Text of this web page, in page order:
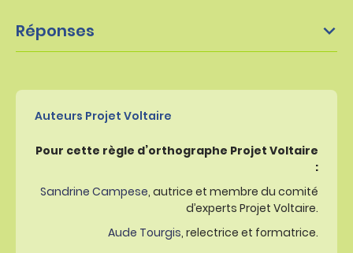
Réponses
Auteurs Projet Voltaire
Pour cette règle d’orthographe Projet Voltaire
:
Sandrine Campese, autrice et membre du comité
d’experts Projet Voltaire.
Aude Tourgis, relectrice et formatrice.